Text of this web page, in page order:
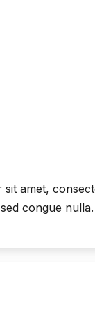
sit amet,
congue